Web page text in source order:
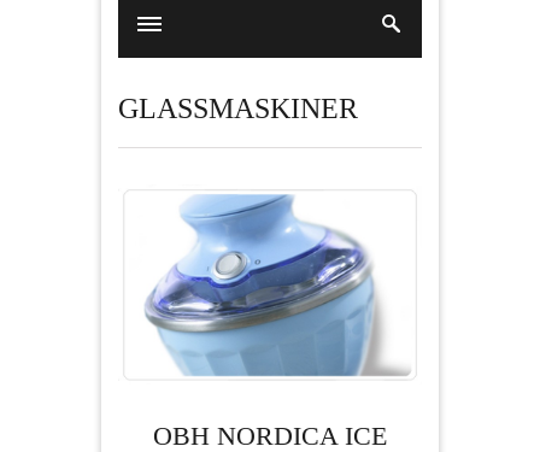
GLASSMASKINER
OBH NORDICA ICE